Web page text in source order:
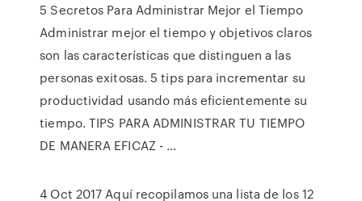
5 Secretos Para Administrar Mejor el Tiempo
Administrar mejor el tiempo y objetivos claros
son las características que distinguen a las
personas exitosas. 5 tips para incrementar su
productividad usando más eficientemente su
tiempo. TIPS PARA ADMINISTRAR TU TIEMPO
DE MANERA EFICAZ - …
4 Oct 2017 Aquí recopilamos una lista de los 12